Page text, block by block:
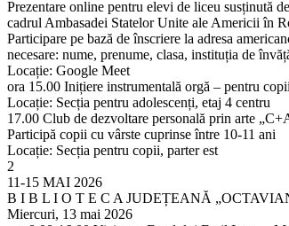
Prezentare online pentru elevi de liceu susținută
cadrul Ambasadei Statelor Unite ale Americii în
Participare pe bază de înscriere la adresa
necesare: nume, prenume, clasa, instituția de
Locație: Google Meet
ora 15.00 Inițiere instrumentală orgă – pentru
Locație: Secția pentru adolescenți, etaj 4 centru
17.00 Club de dezvoltare personală prin arte
Participă copii cu vârste cuprinse între 10-11 ani
Locație: Secția pentru copii, parter est
2
11-15 MAI 2026
B I B L I O T E C A JUDEȚEANĂ
Miercuri, 13 mai 2026